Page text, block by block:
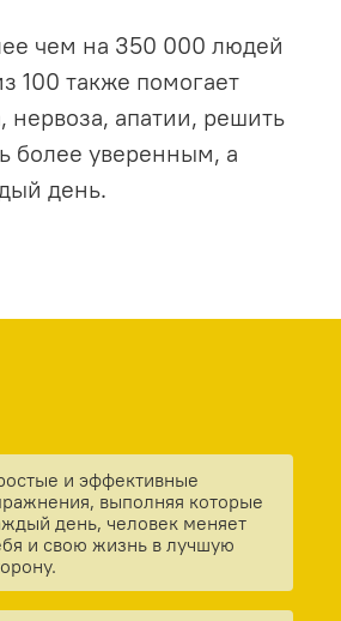
чем на 350 000 людей
100 также помогает
нервоза, апатии, решить
более уверенным, а
день.
и эффективные
выполняя которые
день, человек меняет
и свою жизнь в лучшую